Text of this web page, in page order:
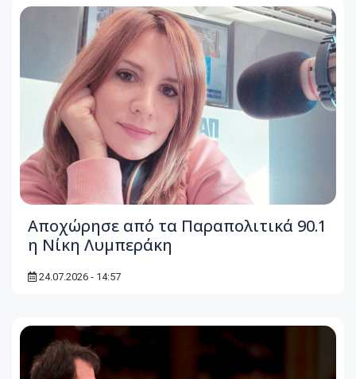
Αποχώρησε από τα Παραπολιτικά 90.1
η Νίκη Λυμπεράκη
24.07.2026 - 14:57